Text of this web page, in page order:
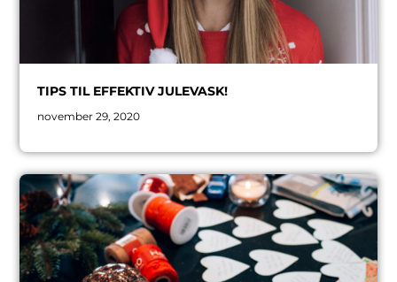
TIPS TIL EFFEKTIV JULEVASK!
november 29, 2020